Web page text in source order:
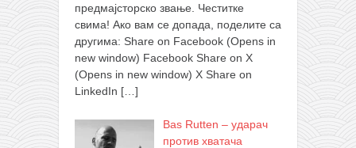
предмајсторско звање. Честитке
свима! Ако вам се допада, поделите са
другима: Share on Facebook (Opens in
new window) Facebook Share on X
(Opens in new window) X Share on
LinkedIn […]
Bas Rutten – ударач
против хватача